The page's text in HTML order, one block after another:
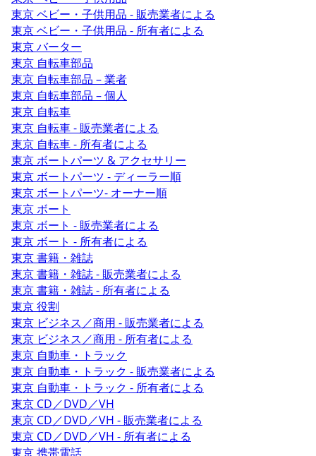
東京 ベビー・子供用品 - 販売業者による
東京 ベビー・子供用品 - 所有者による
東京 バーター
東京 自転車部品
東京 自転車部品 – 業者
東京 自転車部品 – 個人
東京 自転車
東京 自転車 - 販売業者による
東京 自転車 - 所有者による
東京 ボートパーツ & アクセサリー
東京 ボートパーツ - ディーラー順
東京 ボートパーツ- オーナー順
東京 ボート
東京 ボート - 販売業者による
東京 ボート - 所有者による
東京 書籍・雑誌
東京 書籍・雑誌 - 販売業者による
東京 書籍・雑誌 - 所有者による
東京 役割
東京 ビジネス／商用 - 販売業者による
東京 ビジネス／商用 - 所有者による
東京 自動車・トラック
東京 自動車・トラック - 販売業者による
東京 自動車・トラック - 所有者による
東京 CD／DVD／VH
東京 CD／DVD／VH - 販売業者による
東京 CD／DVD／VH - 所有者による
東京 携帯電話